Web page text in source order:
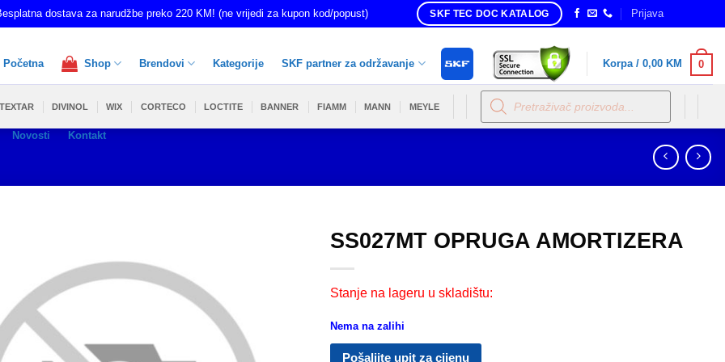
dostava za narudžbe preko 220 KM! (ne vrijedi za kupon kod/popust) SKF TEC DOC KATALOG Prijava
Početna Shop Brendovi Kategorije SKF partner za održavanje
Novosti Kontakt
Korpa / 0,00 KM 0
TEXTAR DIVINOL WIX CORTECO LOCTITE BANNER FIAMM MANN MEYLE
Products
search
SS027MT OPRUGA AMORTIZERA
Stanje na lageru u skladištu:
Nema na zalihi
Pošaljite upit za cijenu